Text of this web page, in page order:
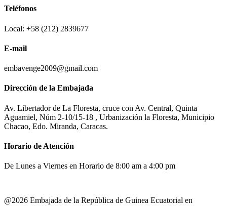
Teléfonos
Local: +58 (212) 2839677
E-mail
embavenge2009@gmail.com
Dirección de la Embajada
Av. Libertador de La Floresta, cruce con Av. Central, Quinta
Aguamiel, Núm 2-10/15-18 , Urbanización la Floresta, Municipio
Chacao, Edo. Miranda, Caracas.
Horario de Atención
De Lunes a Viernes en Horario de 8:00 am a 4:00 pm
@2026 Embajada de la República de Guinea Ecuatorial en